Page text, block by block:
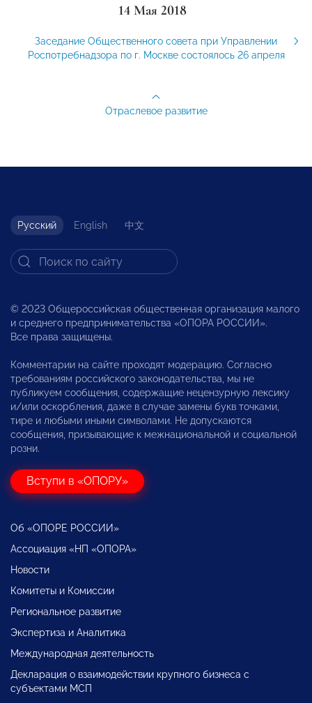
14 Мая 2018
Заседание Общественного совета при Управлении
Роспотребнадзора по г. Москве состоялось 26 апреля
Отраслевое развитие
Русский English 中文
© 2023 Общероссийская общественная организация малого
и среднего предпринимательства «ОПОРА РОССИИ».
Все права защищены.
Комментарии на сайте проходят модерацию. Согласно
требованиям российского законодательства, мы не
публикуем сообщения, содержащие нецензурную лексику
и/или оскорбления, даже в случае замены букв точками,
тире и любыми иными символами. Не допускаются
сообщения, призывающие к межнациональной и социальной
розни.
Вступи в «ОПОРУ»
Об «ОПОРЕ РОССИИ»
Ассоциация «НП «ОПОРА»
Новости
Комитеты и Комиссии
Региональное развитие
Экспертиза и Аналитика
Международная деятельность
Декларация о взаимодействии крупного бизнеса с
субъектами МСП